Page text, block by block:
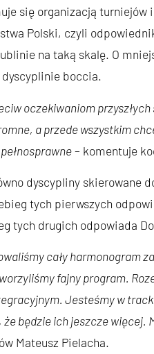
się organizacją
Polski, czyli
na taką skalę. O
boccia.
oczekiwaniom
a przede wszystkim
– komentuje
dyscypliny skierowane
tych pierwszych
tych drugich odpowiada
cały harmonogram
fajny program.
Jesteśmy w
będzie ich jeszcze więcej.
Mateusz Pielacha.